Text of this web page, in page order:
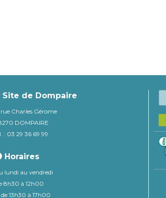
Site de Dompaire
Charles Gérome
DOMPAIRE
: 03 29 36 69 99
Horaires
lundi au vendredi
8h30 à 12h00
13h30 à 17h00